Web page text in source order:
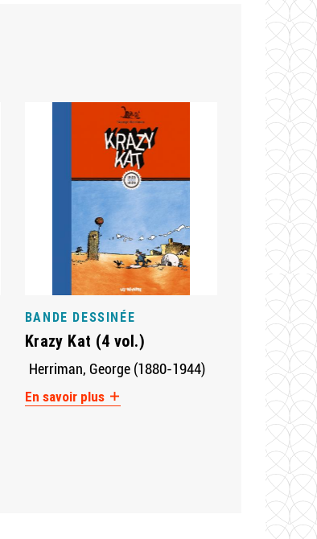
BANDE DESSINÉE
Krazy Kat (4 vol.)
Herriman, George (1880-1944)
En savoir plus